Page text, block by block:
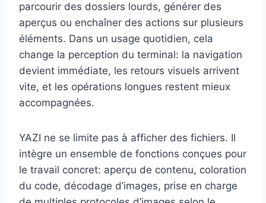
parcourir des dossiers lourds, générer des
aperçus ou enchaîner des actions sur plusieurs
éléments. Dans un usage quotidien, cela
change la perception du terminal: la navigation
devient immédiate, les retours visuels arrivent
vite, et les opérations longues restent mieux
accompagnées.
YAZI ne se limite pas à afficher des fichiers. Il
intègre un ensemble de fonctions conçues pour
le travail concret: aperçu de contenu, coloration
du code, décodage d’images, prise en charge